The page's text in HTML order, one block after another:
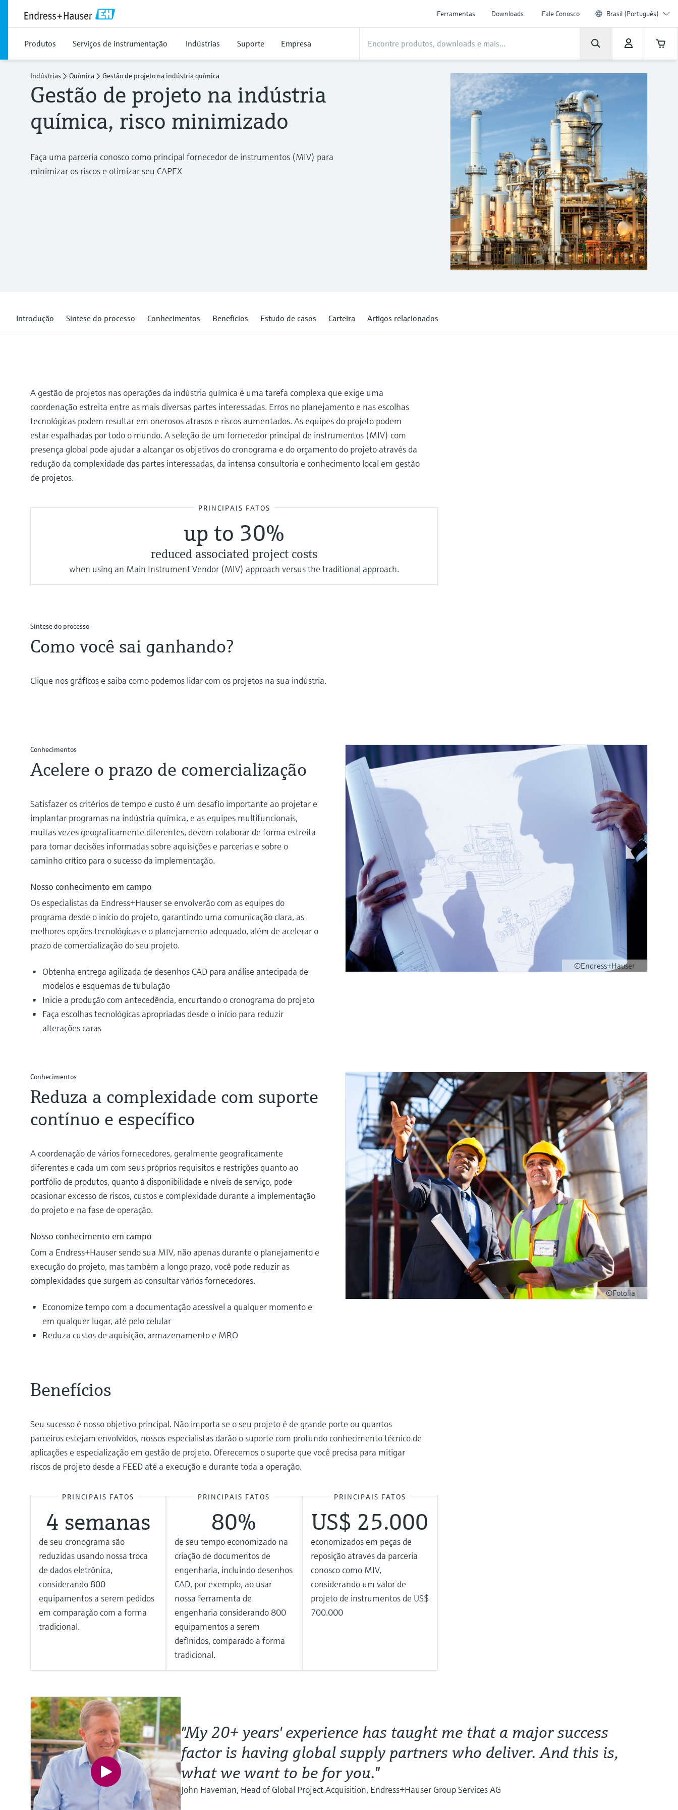
Ferramentas Downloads Fale Conosco Brasil (Português)
Produtos Serviços de instrumentação Indústrias Suporte Empresa
Indústrias Química Gestão de projeto na indústria química
Gestão de projeto na indústria
química, risco minimizado
Faça uma parceria conosco como principal fornecedor de instrumentos (MIV) para
minimizar os riscos e otimizar seu CAPEX
Introdução Síntese do processo Conhecimentos Benefícios Estudo de casos Carteira Artigos relacionados
A gestão de projetos nas operações da indústria química é uma tarefa complexa que exige uma
coordenação estreita entre as mais diversas partes interessadas. Erros no planejamento e nas escolhas
tecnológicas podem resultar em onerosos atrasos e riscos aumentados. As equipes do projeto podem
estar espalhadas por todo o mundo. A seleção de um fornecedor principal de instrumentos (MIV) com
presença global pode ajudar a alcançar os objetivos do cronograma e do orçamento do projeto através da
redução da complexidade das partes interessadas, da intensa consultoria e conhecimento local em gestão
de projetos.
PRINCIPAIS FATOS
up to 30%
reduced associated project costs
when using an Main Instrument Vendor (MIV) approach versus the traditional approach.
Síntese do processo
Como você sai ganhando?
Clique nos gráficos e saiba como podemos lidar com os projetos na sua indústria.
©Endress+Hauser
Conhecimentos
Acelere o prazo de comercialização
Satisfazer os critérios de tempo e custo é um desafio importante ao projetar e
implantar programas na indústria química, e as equipes multifuncionais,
muitas vezes geograficamente diferentes, devem colaborar de forma estreita
para tomar decisões informadas sobre aquisições e parcerias e sobre o
caminho crítico para o sucesso da implementação.
Nosso conhecimento em campo
Os especialistas da Endress+Hauser se envolverão com as equipes do
programa desde o início do projeto, garantindo uma comunicação clara, as
melhores opções tecnológicas e o planejamento adequado, além de acelerar o
prazo de comercialização do seu projeto.
Obtenha entrega agilizada de desenhos CAD para análise antecipada de
modelos e esquemas de tubulação
Inicie a produção com antecedência, encurtando o cronograma do projeto
Faça escolhas tecnológicas apropriadas desde o início para reduzir
alterações caras
©Fotolia
Conhecimentos
Reduza a complexidade com suporte
contínuo e específico
A coordenação de vários fornecedores, geralmente geograficamente
diferentes e cada um com seus próprios requisitos e restrições quanto ao
portfólio de produtos, quanto à disponibilidade e níveis de serviço, pode
ocasionar excesso de riscos, custos e complexidade durante a implementação
do projeto e na fase de operação.
Nosso conhecimento em campo
Com a Endress+Hauser sendo sua MIV, não apenas durante o planejamento e
execução do projeto, mas também a longo prazo, você pode reduzir as
complexidades que surgem ao consultar vários fornecedores.
Economize tempo com a documentação acessível a qualquer momento e
em qualquer lugar, até pelo celular
Reduza custos de aquisição, armazenamento e MRO
Benefícios
Seu sucesso é nosso objetivo principal. Não importa se o seu projeto é de grande porte ou quantos
parceiros estejam envolvidos, nossos especialistas darão o suporte com profundo conhecimento técnico de
aplicações e especialização em gestão de projeto. Oferecemos o suporte que você precisa para mitigar
riscos de projeto desde a FEED até a execução e durante toda a operação.
PRINCIPAIS FATOS
4 semanas
de seu cronograma são
reduzidas usando nossa troca
de dados eletrônica,
considerando 800
equipamentos a serem pedidos
em comparação com a forma
tradicional.
PRINCIPAIS FATOS
80%
de seu tempo economizado na
criação de documentos de
engenharia, incluindo desenhos
CAD, por exemplo, ao usar
nossa ferramenta de
engenharia considerando 800
equipamentos a serem
definidos, comparado à forma
tradicional.
PRINCIPAIS FATOS
US$ 25.000
economizados em peças de
reposição através da parceria
conosco como MIV,
considerando um valor de
projeto de instrumentos de US$
700.000
"My 20+ years' experience has taught me that a major success
factor is having global supply partners who deliver. And this is,
what we want to be for you."
John Haveman, Head of Global Project Acquisition, Endress+Hauser Group Services AG